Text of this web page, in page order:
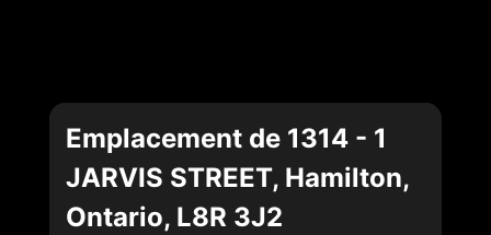
Emplacement de 1314 - 1
JARVIS STREET, Hamilton,
Ontario, L8R 3J2